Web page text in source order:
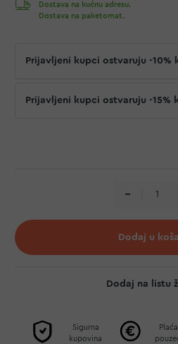
Dostava na kućnu adresu.
Dostava na paketomat.
Prijavljeni kupci ostvaruju -10%
Prijavljeni kupci ostvaruju -15%
Dodaj u
Dodaj na listu
Sigurna
kupovina